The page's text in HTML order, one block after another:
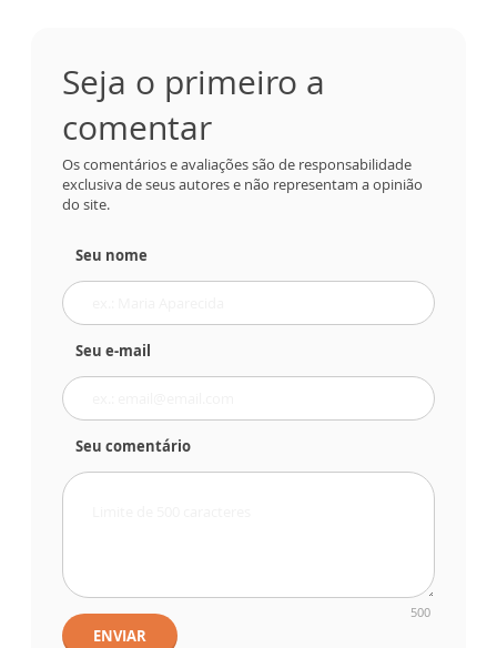
Seja o primeiro a
comentar
Os comentários e avaliações são de responsabilidade
exclusiva de seus autores e não representam a opinião
do site.
Seu nome
Seu e-mail
Seu comentário
500
ENVIAR